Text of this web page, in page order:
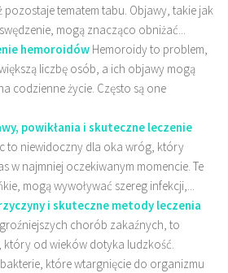
pozostaje tematem tabu. Objawy, takie jak
mogą znacząco obniżać...
hemoroidów Hemoroidy to problem,
liczbę osób, a ich objawy mogą
codzienne życie. Często są one
powikłania i skuteczne leczenie
to niewidoczny dla oka wróg, który
w najmniej oczekiwanym momencie. Te
mogą wywoływać szereg infekcji,...
i skuteczne metody leczenia
chorób zakaźnych, to
od wieków dotyka ludzkość.
które wtargnięcie do organizmu